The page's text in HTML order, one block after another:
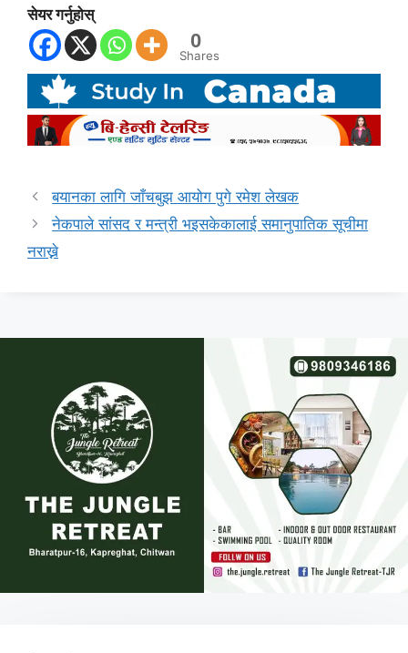
सेयर गर्नुहोस्
0
Shares
बयानका लागि जाँचबुझ आयोग पुगे रमेश लेखक
नेकपाले सांसद र मन्त्री भइसकेकालाई समानुपातिक सूचीमा
नराख्ने